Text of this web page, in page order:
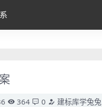
364 0
建标库学兔兔